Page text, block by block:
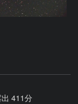
411分